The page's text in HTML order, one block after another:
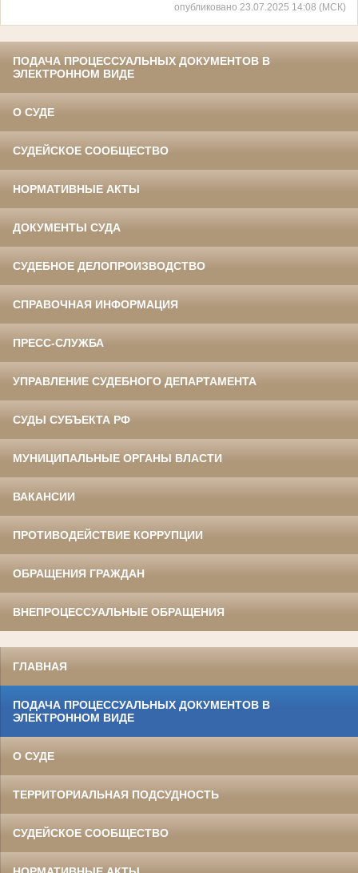
опубликовано 23.07.2025 14:08 (МСК)
ПОДАЧА ПРОЦЕССУАЛЬНЫХ ДОКУМЕНТОВ В
ЭЛЕКТРОННОМ ВИДЕ
О СУДЕ
СУДЕЙСКОЕ СООБЩЕСТВО
НОРМАТИВНЫЕ АКТЫ
ДОКУМЕНТЫ СУДА
СУДЕБНОЕ ДЕЛОПРОИЗВОДСТВО
СПРАВОЧНАЯ ИНФОРМАЦИЯ
ПРЕСС-СЛУЖБА
УПРАВЛЕНИЕ СУДЕБНОГО ДЕПАРТАМЕНТА
СУДЫ СУБЪЕКТА РФ
МУНИЦИПАЛЬНЫЕ ОРГАНЫ ВЛАСТИ
ВАКАНСИИ
ПРОТИВОДЕЙСТВИЕ КОРРУПЦИИ
ОБРАЩЕНИЯ ГРАЖДАН
ВНЕПРОЦЕССУАЛЬНЫЕ ОБРАЩЕНИЯ
ГЛАВНАЯ
ПОДАЧА ПРОЦЕССУАЛЬНЫХ ДОКУМЕНТОВ В
ЭЛЕКТРОННОМ ВИДЕ
О СУДЕ
ТЕРРИТОРИАЛЬНАЯ ПОДСУДНОСТЬ
СУДЕЙСКОЕ СООБЩЕСТВО